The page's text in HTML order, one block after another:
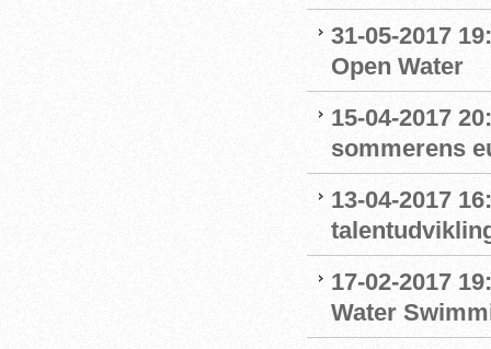
31-05-2017
Open Water
15-04-2017
sommerens
13-04-2017
17-02-2017
Water